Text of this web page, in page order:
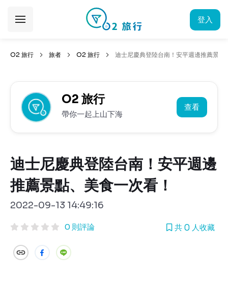
登入
O2 旅行 旅者 O2 旅行 迪士尼慶典登陸台南！安平週邊推薦景點
O2 旅行
帶你一起上山下海
查看
迪士尼慶典登陸台南！安平週邊
推薦景點、美食一次看！
2022-09-13 14:49:16
0 則評論 共 0 人收藏